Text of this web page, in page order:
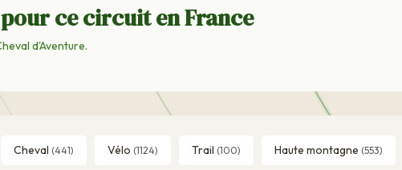
ce circuit en France
d'Aventure.
Cheval (441) Vélo (1124) Trail (100) Haute montagne (553)